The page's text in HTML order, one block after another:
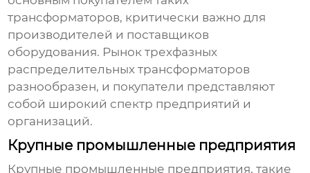
трансформаторов, критически важно для
производителей и поставщиков
оборудования. Рыноктрехфазных
распределительных трансформаторов
разнообразен, и покупатели представляют
собой широкий спектр предприятий и
организаций.
Крупные промышленные предприятия
Крупные промышленные предприятия, такие